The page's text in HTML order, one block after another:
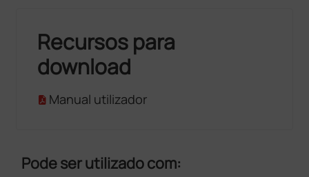
Recursos para
download
Manual utilizador
Pode ser utilizado com: